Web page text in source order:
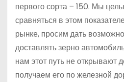
первого сорта – 150. Мы
сравняться в этом
рынке, просим дать
доставлять зерно
нам этот путь не открывают
получаем его по железной